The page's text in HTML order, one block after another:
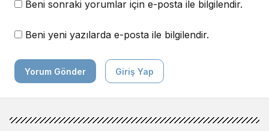
Beni sonraki yorumlar için e-posta ile bilgilendir.
Beni yeni yazılarda e-posta ile bilgilendir.
Yorum Gönder Giriş Yap